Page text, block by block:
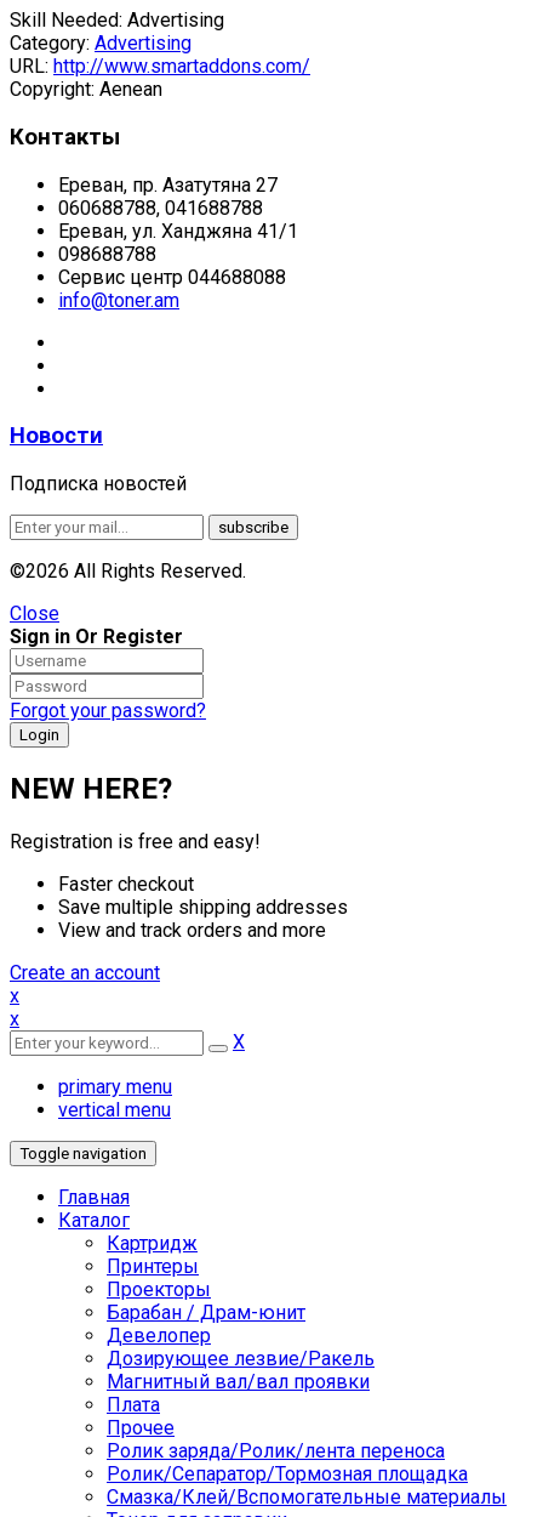
Skill Needed: Advertising
Category: Advertising
URL: http://www.smartaddons.com/
Copyright: Aenean
Контакты
Ереван, пр. Азатутяна 27
060688788, 041688788
Ереван, ул. Ханджяна 41/1
098688788
Сервис центр 044688088
info@toner.am
Новости
Подписка новостей
©2026 All Rights Reserved.
Close
Sign in Or Register
Forgot your password?
NEW HERE?
Registration is free and easy!
Faster checkout
Save multiple shipping addresses
View and track orders and more
Create an account
x
x
X
primary menu
vertical menu
Toggle navigation
Главная
Каталог
Картридж
Принтеры
Проекторы
Барабан / Драм-юнит
Девелопер
Дозирующее лезвие/Ракель
Магнитный вал/вал проявки
Плата
Прочее
Ролик заряда/Ролик/лента переноса
Ролик/Сепаратор/Тормозная площадка
Смазка/Клей/Вспомогательные материалы